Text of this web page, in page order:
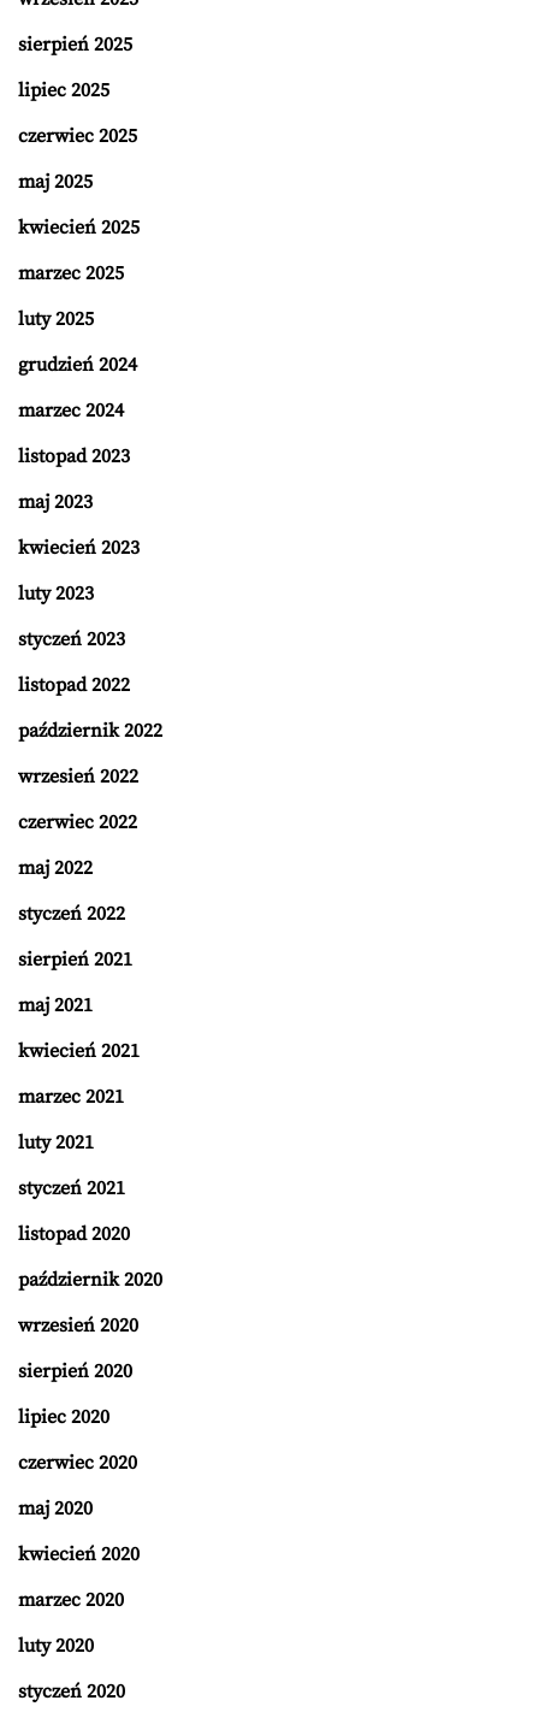
sierpień 2025
lipiec 2025
czerwiec 2025
maj 2025
kwiecień 2025
marzec 2025
luty 2025
grudzień 2024
marzec 2024
listopad 2023
maj 2023
kwiecień 2023
luty 2023
styczeń 2023
listopad 2022
październik 2022
wrzesień 2022
czerwiec 2022
maj 2022
styczeń 2022
sierpień 2021
maj 2021
kwiecień 2021
marzec 2021
luty 2021
styczeń 2021
listopad 2020
październik 2020
wrzesień 2020
sierpień 2020
lipiec 2020
czerwiec 2020
maj 2020
kwiecień 2020
marzec 2020
luty 2020
styczeń 2020